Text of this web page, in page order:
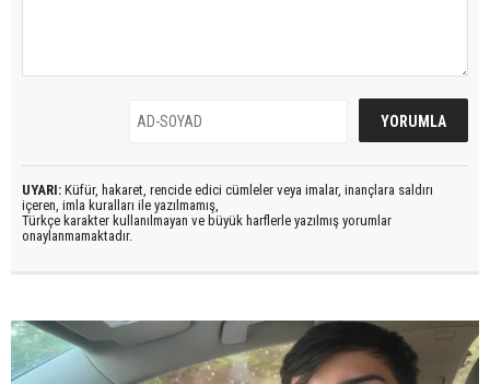
UYARI: Küfür, hakaret, rencide edici cümleler veya imalar, inançlara saldırı
içeren, imla kuralları ile yazılmamış,
Türkçe karakter kullanılmayan ve büyük harflerle yazılmış yorumlar
onaylanmamaktadır.